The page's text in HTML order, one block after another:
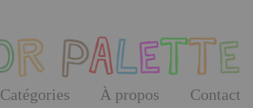
Catégories À propos Contact